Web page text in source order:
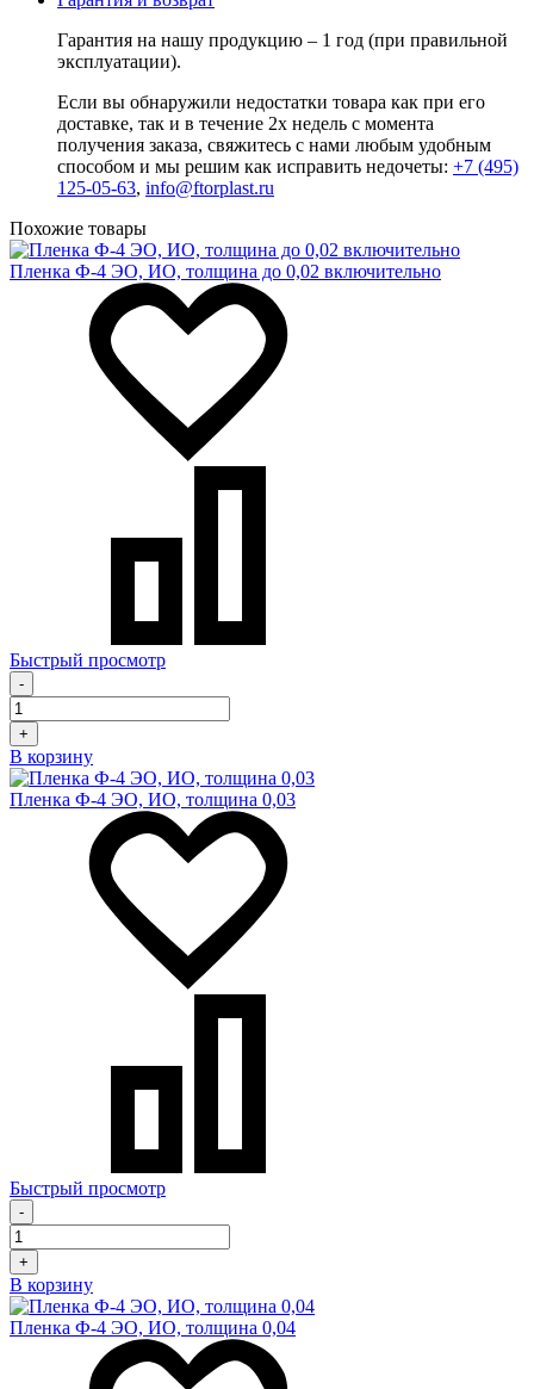
Гарантия на нашу продукцию – 1 год (при правильной
эксплуатации).
Если вы обнаружили недостатки товара как при его
доставке, так и в течение 2х недель с момента
получения заказа, свяжитесь с нами любым удобным
способом и мы решим как исправить недочеты: +7 (495)
125-05-63, info@ftorplast.ru
Похожие товары
Пленка Ф-4 ЭО, ИО, толщина до 0,02 включительно
Быстрый просмотр
-
+
В корзину
Пленка Ф-4 ЭО, ИО, толщина 0,03
Быстрый просмотр
-
+
В корзину
Пленка Ф-4 ЭО, ИО, толщина 0,04